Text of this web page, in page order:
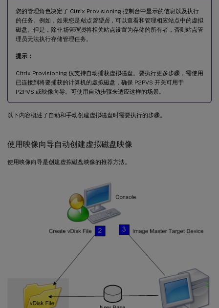
您的管理角色决定了 Citrix Provisioning 控制台中显示的信息以及执行
的任务。例如，如果您是 站点管理员 ，可以查看和管理相应站点中的虚拟
磁盘。但是，除非场管理员将相关站点设置为存储的所有者，否则站点管
理员无法执行存储管理任务。
提示：
Citrix Provisioning 仅支持自动捕获虚拟磁盘。要执行更多步骤，需使用
已连接到将要捕获的计算机的虚拟磁盘，确保 P2PVS 开关可用于
P2PVS 或映像向导。可使用自动步骤来适应这样的场景。
以下内容概述了自动和手动创建虚拟磁盘时需要执行的步骤。
使用映像向导自动创建虚拟磁盘映像
使用映像向导是创建虚拟磁盘映像的推荐方法。